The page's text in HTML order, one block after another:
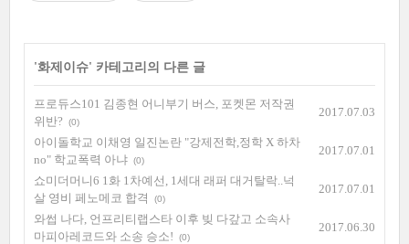
'화제이슈' 카테고리의 다른 글
프로듀스101 김종현 어니부기 버스, 포켓몬 저작권
위반?
(0)
2017.07.03
아이돌학교 이채영 일진논란 "강제전학,정학 X 하차
no" 학교폭력 아냐 (0)
2017.07.01
쇼미더머니6 1화 1차예선, 1세대 래퍼 대거탈락..넉
살 영비 페노메코 합격
(0)
2017.07.01
와썹 나다, 언프리티랩스타 이후 빚 다갚고 소속사
마피아레코드와 소송 승소!
(0)
2017.06.30